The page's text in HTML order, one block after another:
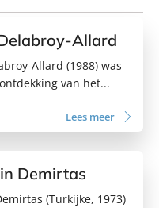
Allard
Allard (1988) was
van het...
Lees meer
Demirtas
(Turkijke, 1973)